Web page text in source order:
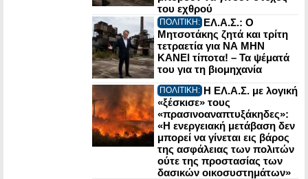
του εχθρού
ΠΟΛΙΤΙΚΗ: ΕΛ.Α.Σ.: Ο
Μητσοτάκης ζητά και τρίτη
τετραετία για ΝΑ ΜΗΝ
ΚΑΝΕΙ τίποτα! – Τα ψέματά
του για τη βιομηχανία
ΠΟΛΙΤΙΚΗ: Η ΕΛ.Α.Σ. με λογική
«ξέσκισε» τους
«πρασινοαναπτυξάκηδες»:
«Η ενεργειακή μετάβαση δεν
μπορεί να γίνεται εις βάρος
της ασφάλειας των πολιτών
ούτε της προστασίας των
δασικών οικοσυστημάτων»